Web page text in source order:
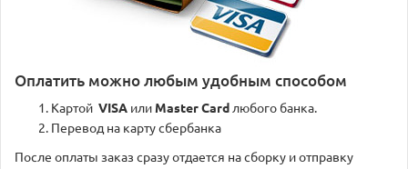
Оплатить можно любым удобным способом
Картой VISA или Master Card любого банка.
Перевод на карту сбербанка
После оплаты заказ сразу отдается на сборку и отправку